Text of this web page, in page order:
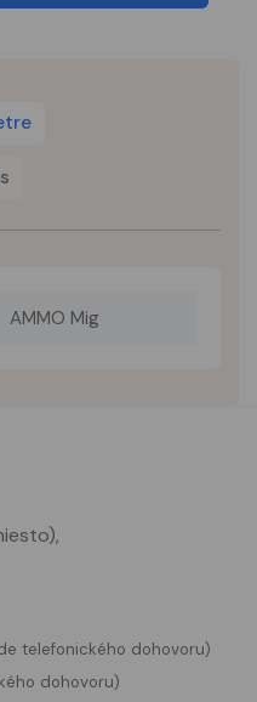
AMMO Mig
telefonického dohovoru)
dohovoru)